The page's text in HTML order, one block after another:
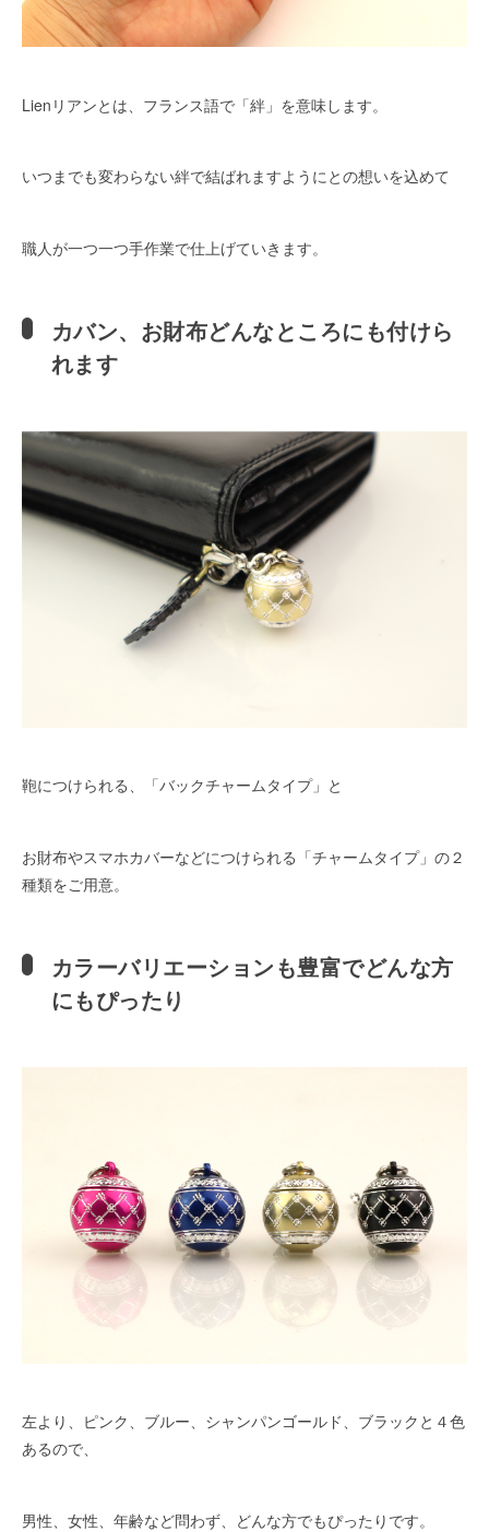
Lienリアンとは、フランス語で「絆」を意味します。
いつまでも変わらない絆で結ばれますようにとの想いを込めて
職人が一つ一つ手作業で仕上げていきます。
カバン、お財布どんなところにも付けら
れます
鞄につけられる、「バックチャームタイプ」と
お財布やスマホカバーなどにつけられる「チャームタイプ」の２
種類をご用意。
カラーバリエーションも豊富でどんな方
にもぴったり
左より、ピンク、ブルー、シャンパンゴールド、ブラックと４色
あるので、
男性、女性、年齢など問わず、どんな方でもぴったりです。